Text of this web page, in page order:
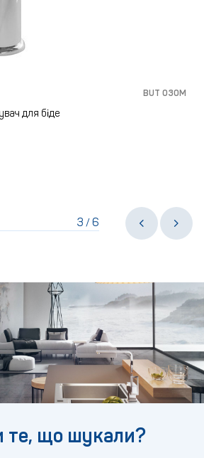
BUT 030M
для біде
3 /6
те, що шукали?